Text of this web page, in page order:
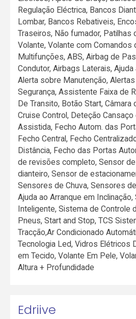
Regulação Eléctrica, Bancos
Lombar, Bancos Rebativeis,
Traseiros, Não fumador, Patilhas
Volante, Volante com Comandos
Multifunções, ABS, Airbag de
Condutor, Airbags Laterais,
Alerta sobre Manutenção,
Segurança, Assistente Faixa de
De Transito, Botão Start, Câmara
Cruise Control, Deteção Cansaço
Assistida, Fecho Autom. das
Fecho Central, Fecho
Distância, Fecho das Portas
de revisões completo, Sensor
dianteiro, Sensor de
Sensores de Chuva, Sensores
Ajuda ao Arranque em
Inteligente, Sistema de Controle
Pneus, Start and Stop, TCS
Tracção,Ar Condicionado
Tecnologia Led, Vidros Elétricos
em Tecido, Volante Em Pele,
Altura + Profundidade
Edriive